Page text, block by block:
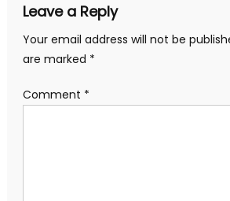
Leave a Reply
Your email address will not be
are marked *
Comment *